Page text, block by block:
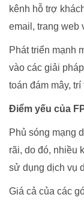
kênh hỗ trợ
email, trang web
Phát triển mạnh
vào các giải
toán đám mây,
Điểm yếu của
Phủ sóng mạng
rãi, do đó, nhiều
sử dụng dịch vụ
Giá cả của các